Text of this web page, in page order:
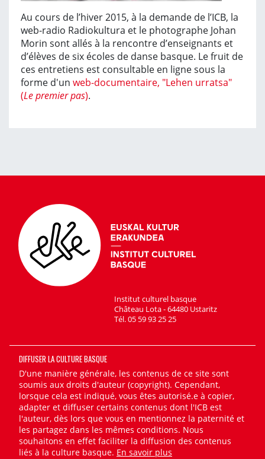
Au cours de l’hiver 2015, à la demande de l’ICB, la
web-radio Radiokultura et le photographe Johan
Morin sont allés à la rencontre d’enseignants et
d’élèves de six écoles de danse basque. Le fruit de
ces entretiens est consultable en ligne sous la
forme d'un web-documentaire, "Lehen urratsa"
(Le premier pas).
Institut culturel basque
Château Lota - 64480 Ustaritz
Tél. 05 59 93 25 25
DIFFUSER LA CULTURE BASQUE
D'une manière générale, les contenus de ce site sont
soumis aux droits d'auteur (copyright). Cependant,
lorsque cela est indiqué, vous êtes autorisé.e à copier,
adapter et diffuser certains contenus dont l'ICB est
l'auteur, dès lors que vous en mentionnez la paternité et
les partagez dans les mêmes conditions. Nous
souhaitons en effet faciliter la diffusion des contenus
liés à la culture basque. En savoir plus